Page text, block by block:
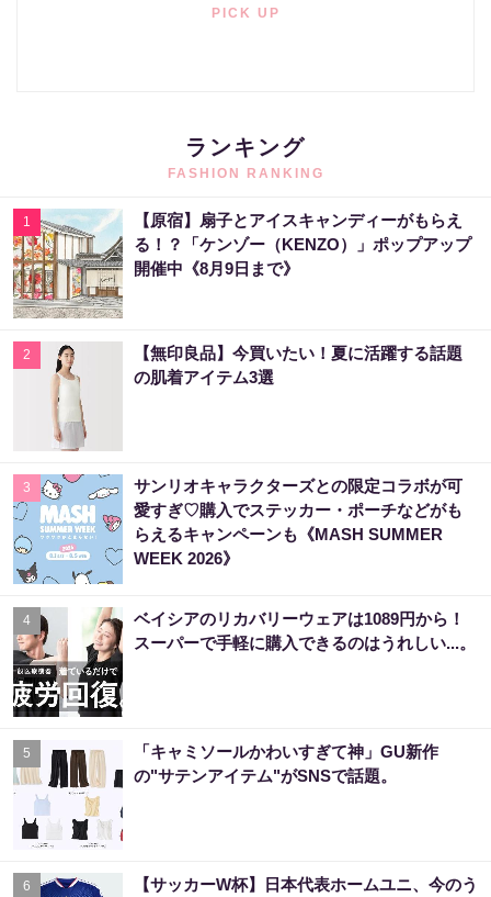
PICK UP
ランキング
FASHION RANKING
1
【原宿】扇子とアイスキャンディーがもらえ
る！？「ケンゾー（KENZO）」ポップアップ
開催中《8月9日まで》
2
【無印良品】今買いたい！夏に活躍する話題
の肌着アイテム3選
3
サンリオキャラクターズとの限定コラボが可
愛すぎ♡購入でステッカー・ポーチなどがも
らえるキャンペーンも《MASH SUMMER
WEEK 2026》
4
ベイシアのリカバリーウェアは1089円から！
スーパーで手軽に購入できるのはうれしい...。
5
「キャミソールかわいすぎて神」GU新作
の"サテンアイテム"がSNSで話題。
6
【サッカーW杯】日本代表ホームユニ、今のう